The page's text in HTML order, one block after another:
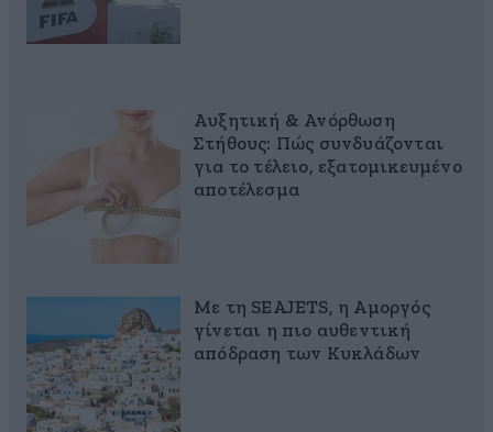
Αυξητική & Ανόρθωση
Στήθους: Πώς συνδυάζονται
για το τέλειο, εξατομικευμένο
αποτέλεσμα
Με τη SEAJETS, η Αμοργός
γίνεται η πιο αυθεντική
απόδραση των Κυκλάδων